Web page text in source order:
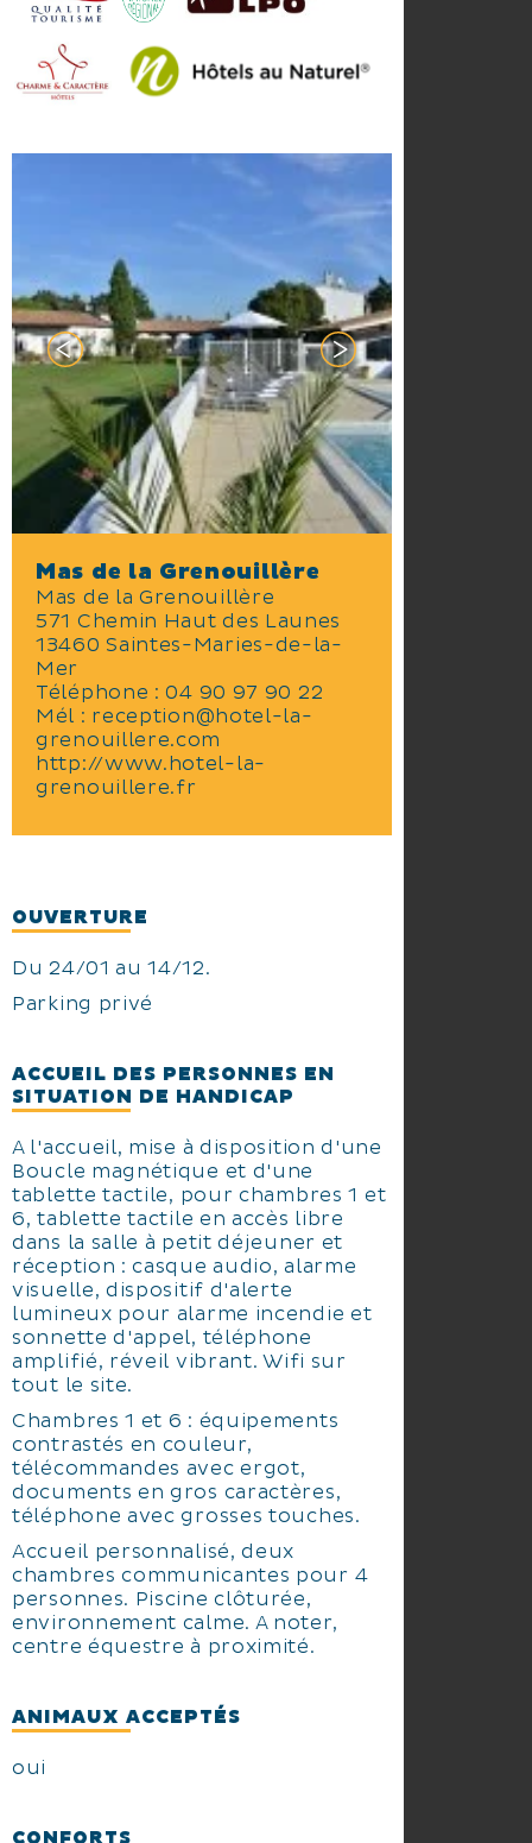
brasses dans notre grande
piscine, c’est le prolongement
parfait d’une journée au grand
Ici, tout est fait dans un esprit de
convivialité et de sérénité. Au
cœur d'une nature préservée,
chaque instant de votre séjour,
porté par l’art de vivre à la
provençale. Soucieux de notre
merveilleux environnement,
notre établissement s'engage
également dans une démarche
de développement durable pour
vous faire découvrir les trésors
cachés de notre patrimoine.
Chaque chambre climatisée est
connexion Wi-Fi gratuite et une
vue apaisante sur le jardin.
Débutez votre journée avec un
délicieux petit-déjeuner, profitez
de l’accès illimité à la piscine, et
explorez la région grâce aux
leçons d'équitation et aux visites
proposées par notre centre
équestre.
En séjournant au Mas de la
séduire par la lumière magique
de la Camargue et la douceur de
son climat. Embarquez pour des
balades en bateau sur le Rhône,
visitez le parc ornithologique, ou
pied entre mer et étang. La
Camargue saura vous
flore et ses paysages d’une
beauté exceptionnelle.
Et ne vous inquiétez pas pour
votre véhicule ! Un parking
gratuit pour voitures et vélos
vous attend sur place. La beauté
des rives du Petit Rhône n’est
qu’à 1 km, et nous sommes à
seulement 36 km d'Arles, une
ville incontournable à découvrir.
L’équipe du Mas de la
Grenouillère vous attend pour
vous faire vivre l’authenticité de
la Camargue, de ses traditions
aux merveilles naturelles du
Parc National.
Alors, êtes-vous prêt à plonger
Mas de la Grenouillère n'attend
que vous pour écrire ensemble
le chapitre le plus mémorable de
Mas de la Grenouillère
Mas de la Grenouillère
571 Chemin Haut des Launes
13460 Saintes-Maries-de-la-
Mer
Téléphone :04 90 97 90 22
Mél : reception@hotel-la-
grenouillere.com
http://www.hotel-la-
grenouillere.fr
OUVERTURE
Du 24/01 au 14/12.
Parking privé
ACCUEIL DES PERSONNES EN
SITUATION DE HANDICAP
A l'accueil, mise à disposition d'une
Boucle magnétique et d'une
tablette tactile, pour chambres 1 et
6, tablette tactile en accès libre
dans la salle à petit déjeuner et
réception : casque audio, alarme
visuelle, dispositif d'alerte
lumineux pour alarme incendie et
sonnette d'appel, téléphone
amplifié, réveil vibrant. Wifi sur
tout le site.
Chambres 1 et 6 : équipements
contrastés en couleur,
télécommandes avec ergot,
documents en gros caractères,
téléphone avec grosses touches.
Accueil personnalisé, deux
chambres communicantes pour 4
personnes. Piscine clôturée,
environnement calme. A noter,
centre équestre à proximité.
ANIMAUX ACCEPTÉS
oui
CONFORTS